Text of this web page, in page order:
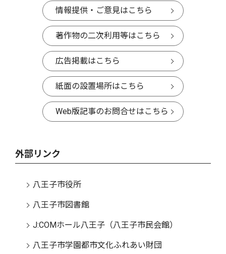
情報提供・ご意見はこちら
著作物の二次利用等はこちら
広告掲載はこちら
紙面の設置場所はこちら
Web版記事のお問合せはこちら
外部リンク
八王子市役所
八王子市図書館
J:COMホール八王子（八王子市民会館）
八王子市学園都市文化ふれあい財団